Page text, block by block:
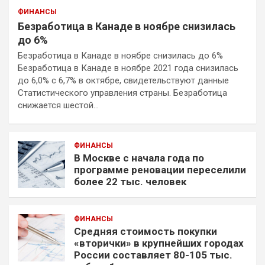
ФИНАНСЫ
Безработица в Канаде в ноябре снизилась
до 6%
Безработица в Канаде в ноябре снизилась до 6%
Безработица в Канаде в ноябре 2021 года снизилась
до 6,0% с 6,7% в октябре, свидетельствуют данные
Статистического управления страны. Безработица
снижается шестой…
ФИНАНСЫ
В Москве с начала года по
программе реновации переселили
более 22 тыс. человек
ФИНАНСЫ
Средняя стоимость покупки
«вторички» в крупнейших городах
России составляет 80-105 тыс.